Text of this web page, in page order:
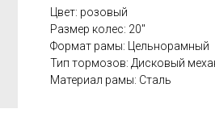
Цвет: розовый
Размер колес: 20''
Формат рамы: Цельнорамный
Тип тормозов: Дисковый
Материал рамы: Сталь